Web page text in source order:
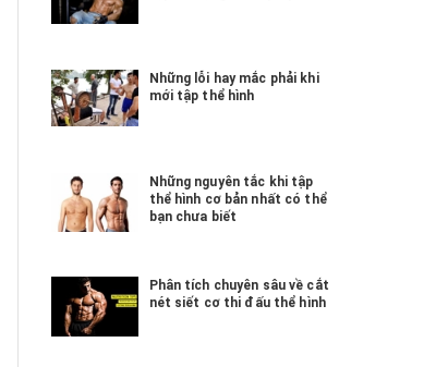
Những lỗi hay mắc phải khi
mới tập thể hình
Những nguyên tắc khi tập
thể hình cơ bản nhất có thể
bạn chưa biết
Phân tích chuyên sâu về cắt
nét siết cơ thi đấu thể hình